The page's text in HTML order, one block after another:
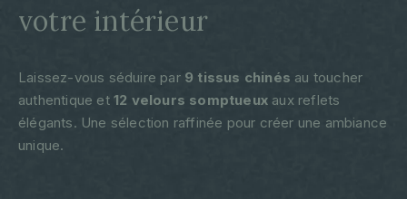
votre intérieur
Laissez-vous séduire par 9 tissus chinés au toucher
authentique et 12 velours somptueux aux reflets
élégants. Une sélection raffinée pour créer une ambiance
unique.